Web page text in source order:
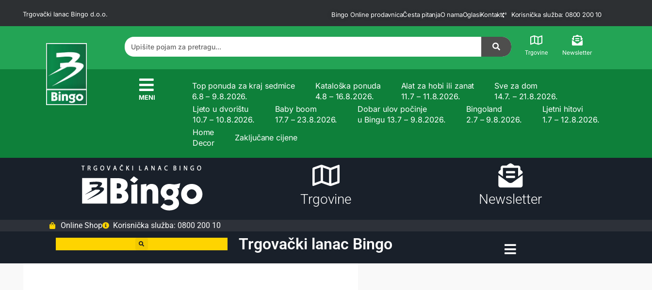
Trgovački lanac Bingo d.o.o. Bingo Online prodavnicaČesta pitanjaO namaOglasiKontakt Korisnička služba: 0800 200 10
Trgovine Newsletter
MENI
Top ponuda za kraj sedmice
6.8 – 9.8.2026.
Kataloška ponuda
4.8 – 16.8.2026.
Alat za hobi ili zanat
11.7 – 11.8.2026.
Sve za dom
14.7. – 21.8.2026.
Ljeto u dvorištu
10.7 – 10.8.2026.
Baby boom
17.7 – 23.8.2026.
Dobar ulov počinje
u Bingu 13.7 – 9.8.2026.
Bingoland
2.7 – 9.8.2026.
Ljetni hitovi
1.7 – 12.8.2026.
Home
Decor
Zaključane cijene
Trgovine Newsletter
Online Shop Korisnička služba: 0800 200 10
Trgovački lanac Bingo